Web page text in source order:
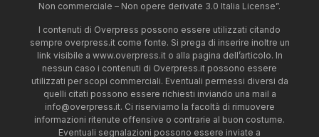
Non commerciale – Non opere derivate 3.0 Italia License”.
I contenuti di Overpress possono essere utilizzati citando
sempre overpress.it come fonte. Si prega di inserire inoltre un
link visibile a www.overpress.it o alla pagina dell’articolo. In
nessun caso i contenuti di Overpress.it possono essere
utilizzati per scopi commerciali. Eventuali permessi diversi da
quelli citati possono essere richiesti inviando una mail a
info@overpress.it. Ci riserviamo la facoltà di rimuovere
informazioni ritenute offensive o contrarie al buon costume.
Eventuali segnalazioni possono essere inviate a